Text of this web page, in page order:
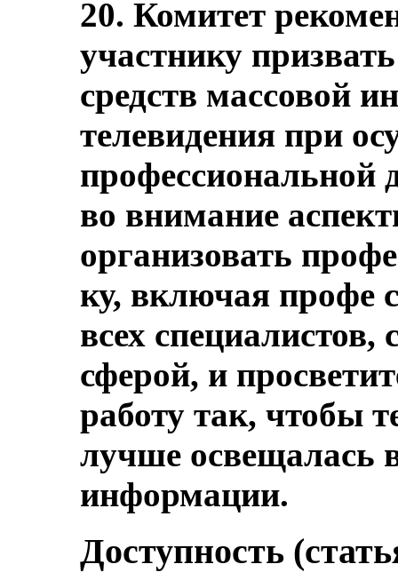
20. Комитет
участнику
средств массовой
телевидения при
профессиональной
во внимание
организовать
ку, включая профе
всех
сферой, и
работу так, чтобы
лучше освещалась
информации.
Доступность